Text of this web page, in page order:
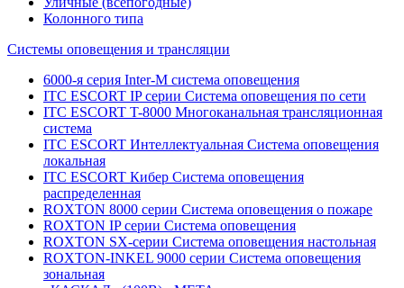
Колонного типа
Системы оповещения и трансляции
6000-я серия Inter-M система оповещения
ITC ESCORT IP серии Система оповещения по сети
ITC ESCORT T-8000 Многоканальная трансляционная
система
ITC ESCORT Интеллектуальная Система оповещения
локальная
ITC ESCORT Кибер Система оповещения
распределенная
ROXTON 8000 серии Система оповещения о пожаре
ROXTON IP серии Система оповещения
ROXTON SX-серии Система оповещения настольная
ROXTON-INKEL 9000 серии Система оповещения
зональная